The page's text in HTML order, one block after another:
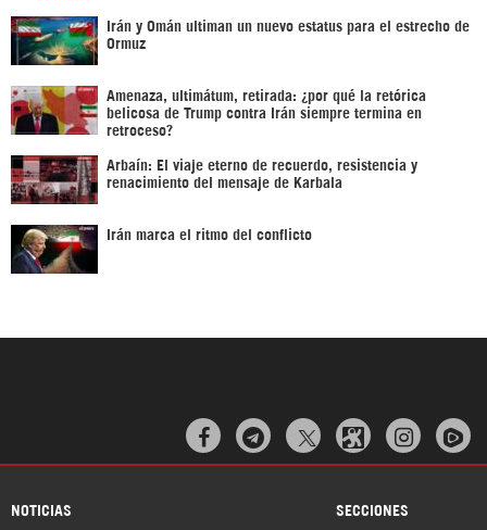
Irán y Omán ultiman un nuevo estatus para el estrecho de
Ormuz
Amenaza, ultimátum, retirada: ¿por qué la retórica
belicosa de Trump contra Irán siempre termina en
retroceso?
Arbaín: El viaje eterno de recuerdo, resistencia y
renacimiento del mensaje de Karbala
Irán marca el ritmo del conflicto
  
NOTICIAS SECCIONES